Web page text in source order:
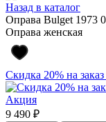
Назад в каталог
Оправа Bulget 1973
Оправа женская
Скидка 20% на
Акция
9 490 ₽